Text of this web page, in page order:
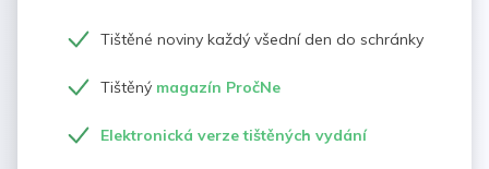
Tištěné noviny každý všední den do schránky
Tištěný magazín PročNe
Elektronická verze tištěných vydání